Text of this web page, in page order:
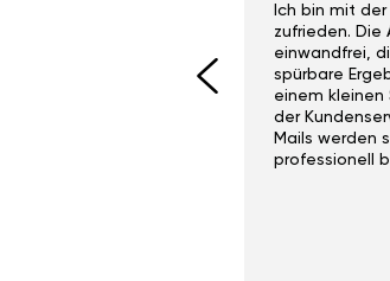
Ich bin mit
zufrieden. Die
einwandfrei,
spürbare
einem kleinen
der
Mails werden
professionell